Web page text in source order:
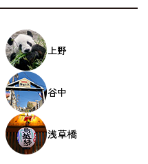
上野
谷中
浅草橋